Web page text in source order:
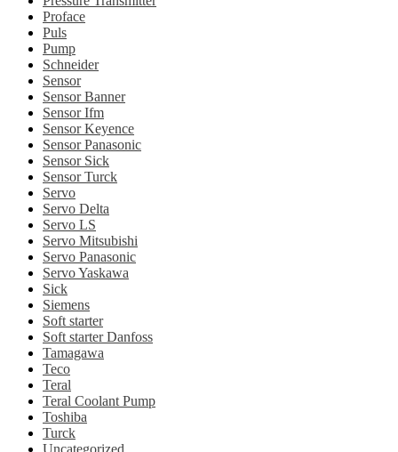
Proface
Puls
Pump
Schneider
Sensor
Sensor Banner
Sensor Ifm
Sensor Keyence
Sensor Panasonic
Sensor Sick
Sensor Turck
Servo
Servo Delta
Servo LS
Servo Mitsubishi
Servo Panasonic
Servo Yaskawa
Sick
Siemens
Soft starter
Soft starter Danfoss
Tamagawa
Teco
Teral
Teral Coolant Pump
Toshiba
Turck
Uncategorized